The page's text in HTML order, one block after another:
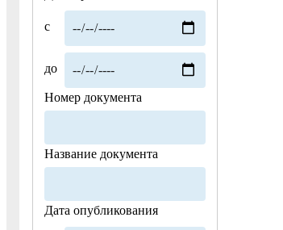
с
до
Номер документа
Название документа
Дата опубликования